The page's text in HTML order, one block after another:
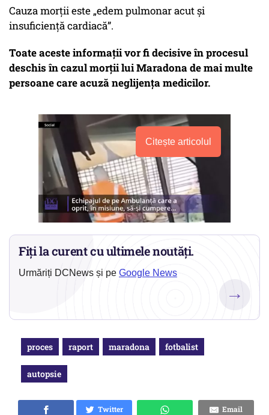
Cauza morții este „edem pulmonar acut și
insuficiență cardiacă”.
Toate aceste informații vor fi decisive în procesul
deschis în cazul morții lui Maradona de mai multe
persoane care acuză neglijența medicilor.
Citește articolul
Fiți la curent cu ultimele noutăți.
Urmăriți DCNews și pe Google News
→
proces raport maradona fotbalist
autopsie
Twitter
Email